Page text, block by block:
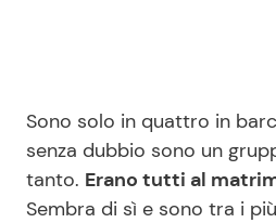
Chi siamo
Disclaimer e Privacy
Redazione
Sono solo in quattro in
senza dubbio sono un
tanto. Erano tutti al
Sembra di sì e sono tra i